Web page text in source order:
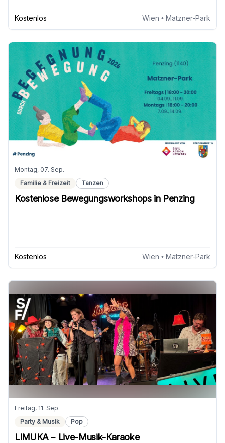
Kostenlos Wien • Matzner-Park
Montag, 07. Sep.
Familie & Freizeit
Tanzen
Kostenlose Bewegungsworkshops in Penzing
Kostenlos Wien • Matzner-Park
Freitag, 11. Sep.
Party & Musik
Pop
LIMUKA – Live-Musik-Karaoke